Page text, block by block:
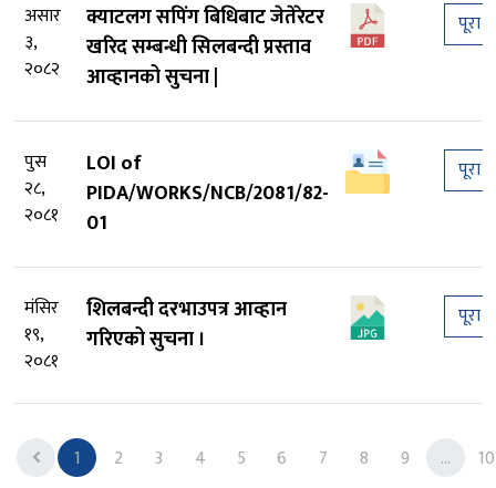
असार
३,
२०८२
क्याटलग सपिंग बिधिबाट जेतेरेटर
खरिद सम्बन्धी सिलबन्दी प्रस्ताव
आव्हानको सुचना |
पूरा
पुस
२८,
२०८१
LOI of
PIDA/WORKS/NCB/2081/82-
01
पूरा
मंसिर
१९,
२०८१
शिलबन्दी दरभाउपत्र आव्हान
गरिएको सुचना ।
पूरा
Previous
1 2 3 4 5 6 7 8 9 ... 10